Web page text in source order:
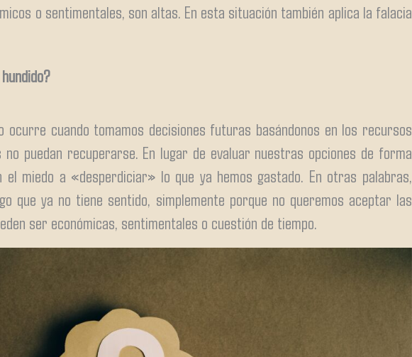
o sentimentales, son altas. En esta situación también aplica la falacia
ocurre cuando tomamos decisiones futuras basándonos en los recursos
puedan recuperarse. En lugar de evaluar nuestras opciones de forma
el miedo a «desperdiciar» lo que ya hemos gastado. En otras palabras,
que ya no tiene sentido, simplemente porque no queremos aceptar las
ser económicas, sentimentales o cuestión de tiempo.